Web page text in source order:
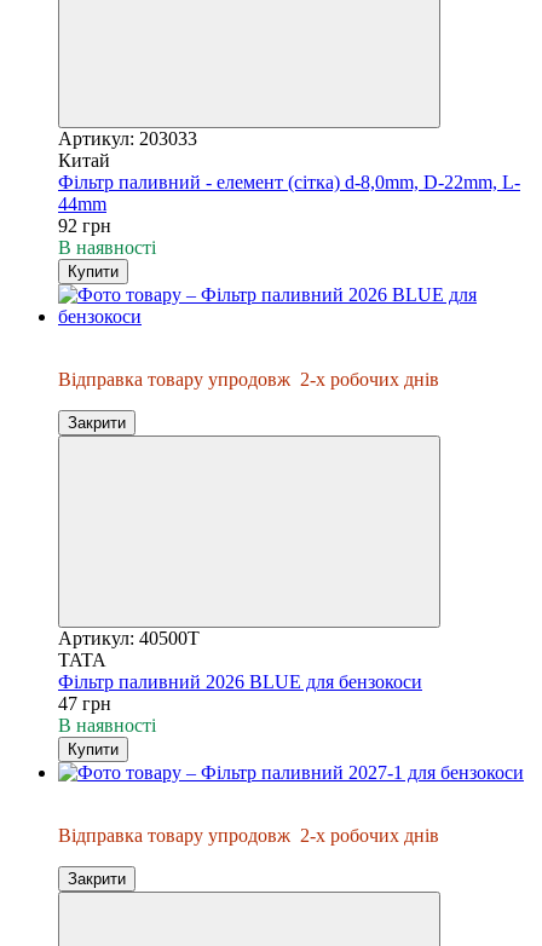
Артикул: 203033
Китай
Фільтр паливний - елемент (сітка) d-8,0mm, D-22mm, L-
44mm
92 грн
В наявності
Купити
Відправка товару упродовж 2-х робочих днів
Закрити
Артикул: 40500T
TATA
Фільтр паливний 2026 BLUE для бензокоси
47 грн
В наявності
Купити
Відправка товару упродовж 2-х робочих днів
Закрити